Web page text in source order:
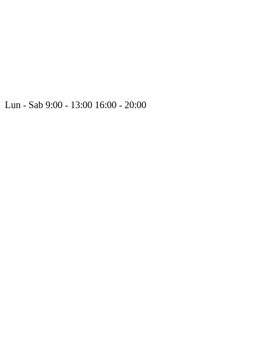
Lun - Sab 9:00 - 13:00 16:00 - 20:00